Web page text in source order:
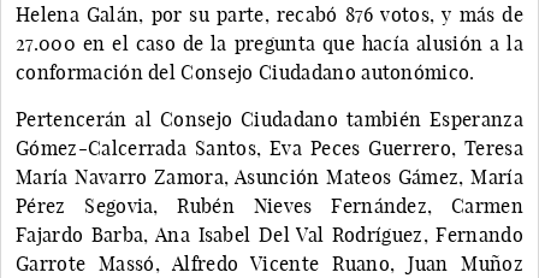
Helena Galán, por su parte, recabó 876 votos, y más de
27.000 en el caso de la pregunta que hacía alusión a la
conformación del Consejo Ciudadano autonómico.
Pertencerán al Consejo Ciudadano también Esperanza
Gómez-Calcerrada Santos, Eva Peces Guerrero, Teresa
María Navarro Zamora, Asunción Mateos Gámez, María
Pérez Segovia, Rubén Nieves Fernández, Carmen
Fajardo Barba, Ana Isabel Del Val Rodríguez, Fernando
Garrote Massó, Alfredo Vicente Ruano, Juan Muñoz